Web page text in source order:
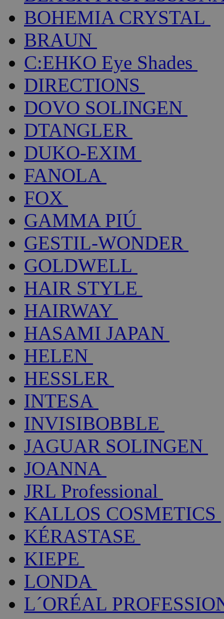
BOHEMIA CRYSTAL
BRAUN
C:EHKO Eye Shades
DIRECTIONS
DOVO SOLINGEN
DTANGLER
DUKO-EXIM
FANOLA
FOX
GAMMA PIÚ
GESTIL-WONDER
GOLDWELL
HAIR STYLE
HAIRWAY
HASAMI JAPAN
HELEN
HESSLER
INTESA
INVISIBOBBLE
JAGUAR SOLINGEN
JOANNA
JRL Professional
KALLOS COSMETICS
KÉRASTASE
KIEPE
LONDA
L´ORÉAL